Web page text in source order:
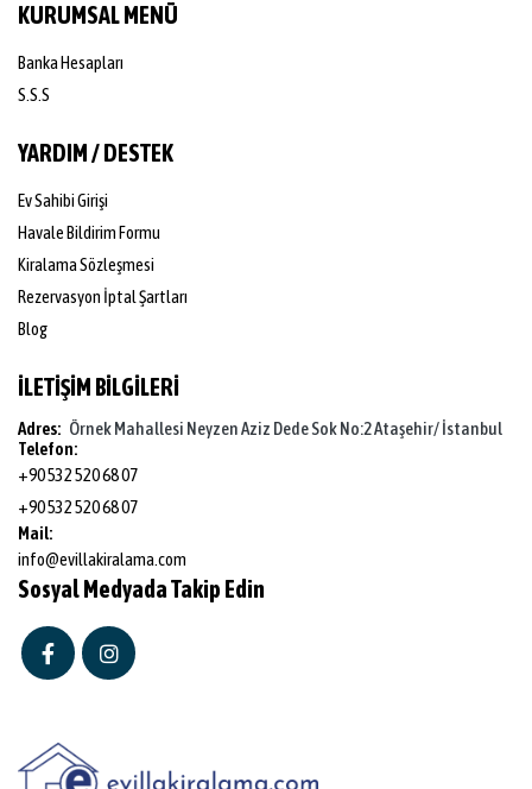
KURUMSAL MENÜ
Banka Hesapları
S.S.S
YARDIM / DESTEK
Ev Sahibi Girişi
Havale Bildirim Formu
Kiralama Sözleşmesi
Rezervasyon İptal Şartları
Blog
İLETİŞİM BİLGİLERİ
Adres: Örnek Mahallesi Neyzen Aziz Dede Sok No:2 Ataşehir/ İstanbul
Telefon:
+90 532 520 68 07
+90 532 520 68 07
Mail:
info@evillakiralama.com
Sosyal Medyada Takip Edin